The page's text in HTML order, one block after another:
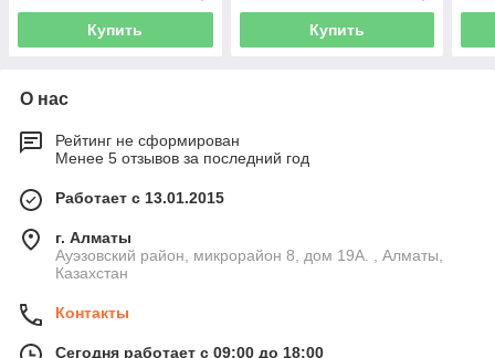
Купить Купить
О нас
Рейтинг не сформирован
Менее 5 отзывов за последний год
Работает с 13.01.2015
г. Алматы
Ауэзовский район, микрорайон 8, дом 19А. , Алматы,
Казахстан
Контакты
Сегодня работает с 09:00 до 18:00